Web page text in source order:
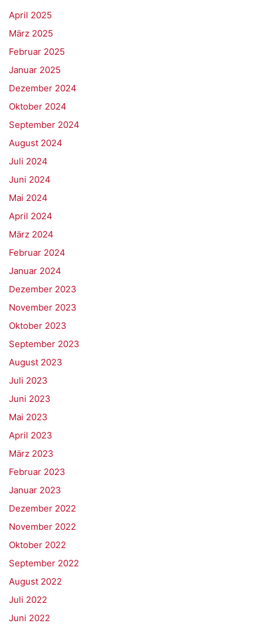
April 2025
März 2025
Februar 2025
Januar 2025
Dezember 2024
Oktober 2024
September 2024
August 2024
Juli 2024
Juni 2024
Mai 2024
April 2024
März 2024
Februar 2024
Januar 2024
Dezember 2023
November 2023
Oktober 2023
September 2023
August 2023
Juli 2023
Juni 2023
Mai 2023
April 2023
März 2023
Februar 2023
Januar 2023
Dezember 2022
November 2022
Oktober 2022
September 2022
August 2022
Juli 2022
Juni 2022